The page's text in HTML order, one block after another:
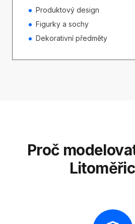
Produktový design
Figurky a sochy
Dekorativní předměty
Proč